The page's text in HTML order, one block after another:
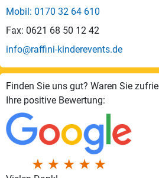
Mobil: 0170 32 64 610
Fax: 0621 68 50 12 42
info@raffini-kinderevents.de
Finden Sie uns gut? Waren Sie
Ihre positive Bewertung: